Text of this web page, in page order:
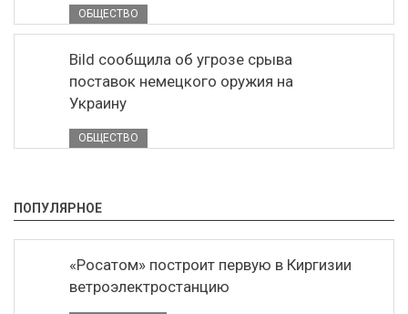
ОБЩЕСТВО
Bild сообщила об угрозе срыва
поставок немецкого оружия на
Украину
ОБЩЕСТВО
ПОПУЛЯРНОЕ
«Росатом» построит первую в Киргизии
ветроэлектростанцию